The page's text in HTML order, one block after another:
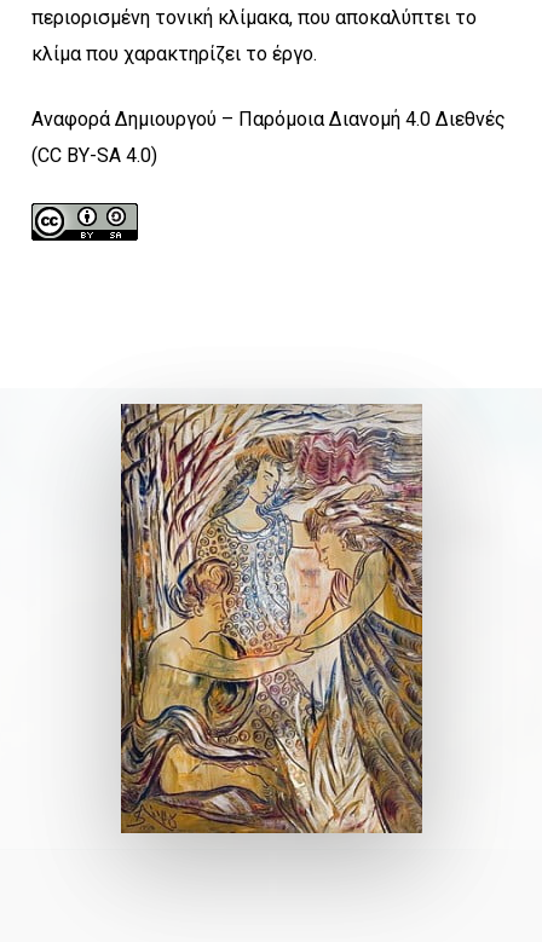
περιορισμένη τονική κλίμακα, που αποκαλύπτει το
κλίμα που χαρακτηρίζει το έργο.
Αναφορά Δημιουργού – Παρόμοια Διανομή 4.0 Διεθνές
(CC BY-SA 4.0)